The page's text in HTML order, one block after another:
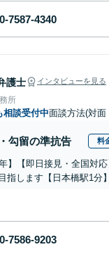
護士 インタビューを見る
所
相談受付中面談方法(対面
勾留の準抗告 料
年】【即日接見・全国対
指します【日本橋駅1分